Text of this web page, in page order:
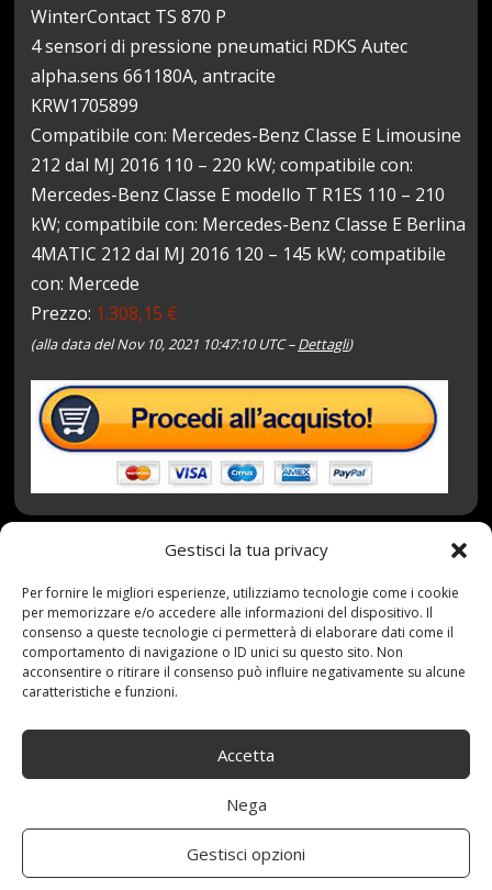
Gestisci la tua privacy
Per fornire le migliori esperienze, utilizziamo tecnologie come i cookie
per memorizzare e/o accedere alle informazioni del dispositivo. Il
consenso a queste tecnologie ci permetterà di elaborare dati come il
comportamento di navigazione o ID unici su questo sito. Non
acconsentire o ritirare il consenso può influire negativamente su alcune
caratteristiche e funzioni.
Accetta
Nega
Gestisci opzioni
WinterContact TS 870 P
4 sensori di pressione pneumatici RDKS Autec
alpha.sens 661180A, antracite
KRW1705899
Compatibile con: Mercedes-Benz Classe E Limousine
212 dal MJ 2016 110 – 220 kW; compatibile con:
Mercedes-Benz Classe E modello T R1ES 110 – 210
kW; compatibile con: Mercedes-Benz Classe E Berlina
4MATIC 212 dal MJ 2016 120 – 145 kW; compatibile
con: Mercede
Prezzo: 1.308,15 €
(alla data del Nov 10, 2021 10:47:10 UTC –Dettagli)
10 Novembre 2021 redazione 5x112
75x17,97H,Argento,con,Continental,Integrali,
Mercador ,R17,ruote,TITANIO,WinterContact
Categories: Shop
Articoli recenti
Assicurazione auto e sostituzione lunotto: le cose